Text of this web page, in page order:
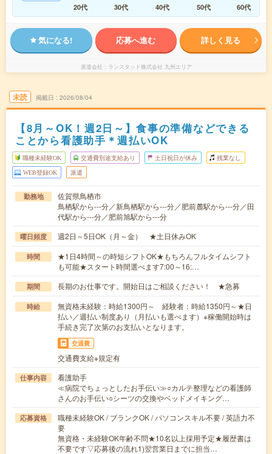
20代
30代 40代 50代 60代
気になる! 応募へ進む 詳しく見る
派遣会社 ランスタッド株式会社 九州エリア
未読 掲載日 2026/08/04
【8月～OK！週2日～】食事の準備などできる
ことから看護助手＊週払いOK
職種未経験OK 交通費別途支給あり 土日祝日が休み 残業なし
WEB登録OK 派遣
勤務地
佐賀県鳥栖市
鳥栖駅から---分／新鳥栖駅から---分／肥前麓駅から---分／田
代駅から---分／肥前旭駅から---分
曜日頻度 週2日～5日OK（月～金） ★土日休みOK
時間
★1日4時間～の時短シフトOK★もちろんフルタイムシフト
も可能★スタート時間選べます7:00～16:…
期間 長期のお仕事です。開始日はご相談ください！ ★急募
時給
無資格未経験：時給1300円～ 経験者：時給1350円～★日
払い／週払い制度あり（月払いも選べます）※稼働開始時は
手続き完了次第のお支払いとなります。
交通費
交通費支給※規定有
仕事内容
看護助手
≪病院でちょっとしたお手伝い≫○カルテ整理などの看護師
さんのお手伝い○シーツの交換やベッドメイキング…
応募資格
職種未経験OK / ブランクOK / パソコンスキル不要 / 英語力不
要
無資格・未経験OK年齢不問★10名以上採用予定★履歴書は
不要です▽応募後の流れ1)翌営業日までに担当…